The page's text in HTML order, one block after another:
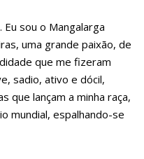
sou o Mangalarga
uma grande paixão, de
que me fizeram
sadio, ativo e dócil,
que lançam a minha raça,
mundial, espalhando-se